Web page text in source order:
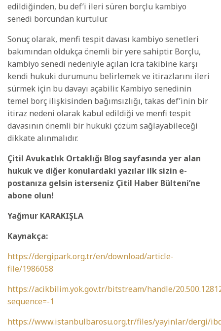
edildiğinden, bu def’i ileri süren borçlu kambiyo
senedi borcundan kurtulur.
Sonuç olarak, menfi tespit davası kambiyo senetleri
bakımından oldukça önemli bir yere sahiptir. Borçlu,
kambiyo senedi nedeniyle açılan icra takibine karşı
kendi hukuki durumunu belirlemek ve itirazlarını ileri
sürmek için bu davayı açabilir. Kambiyo senedinin
temel borç ilişkisinden bağımsızlığı, takas def’inin bir
itiraz nedeni olarak kabul edildiği ve menfi tespit
davasının önemli bir hukuki çözüm sağlayabileceği
dikkate alınmalıdır.
Çitil Avukatlık Ortaklığı Blog sayfasında yer alan
hukuk ve diğer konulardaki yazılar ilk sizin e-
postanıza gelsin isterseniz Çitil Haber Bülteni’ne
abone olun!
Yağmur KARAKIŞLA
Kaynakça:
https://dergipark.org.tr/en/download/article-
file/1986058
https://acikbilim.yok.gov.tr/bitstream/handle/
sequence=-1
https://www.istanbulbarosu.org.tr/files/yayinlar/dergi/